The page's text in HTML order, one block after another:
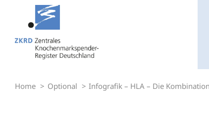
springen
Home Optional Infografik – HLA – Die